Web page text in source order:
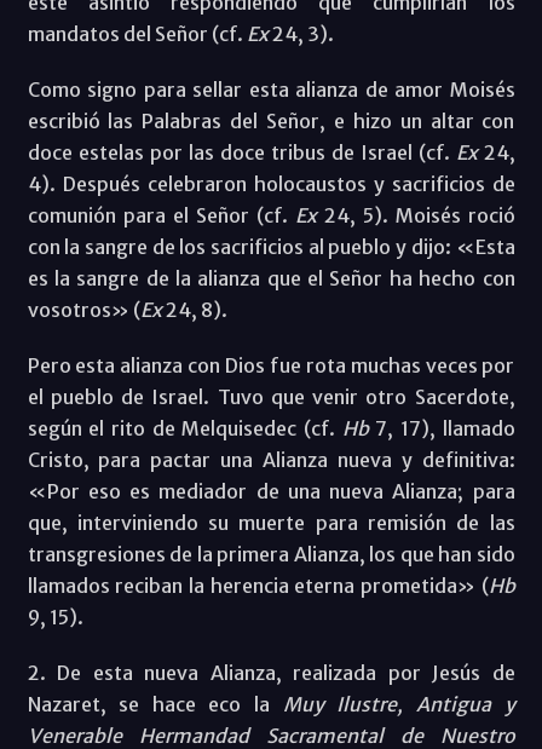
mandatos del Señor (cf. Ex24, 3).
Como signo para sellar esta alianza de amor Moisés
escribió las Palabras del Señor, e hizo un altar con
doce estelas por las doce tribus de Israel (cf. Ex24,
4). Después celebraron holocaustos y sacrificios de
comunión para el Señor (cf. Ex24, 5). Moisés roció
con la sangre de los sacrificios al pueblo y dijo: «Esta
es la sangre de la alianza que el Señor ha hecho con
vosotros» (Ex24, 8).
Pero esta alianza con Dios fue rota muchas veces por
el pueblo de Israel. Tuvo que venir otro Sacerdote,
según el rito de Melquisedec (cf. Hb7, 17), llamado
Cristo, para pactar una Alianza nueva y definitiva:
«Por eso es mediador de una nueva Alianza; para
que, interviniendo su muerte para remisión de las
transgresiones de la primera Alianza, los que han sido
llamados reciban la herencia eterna prometida» (Hb
9, 15).
2. De esta nueva Alianza, realizada por Jesús de
Nazaret, se hace eco la Muy Ilustre, Antigua y
Venerable Hermandad Sacramental de Nuestro